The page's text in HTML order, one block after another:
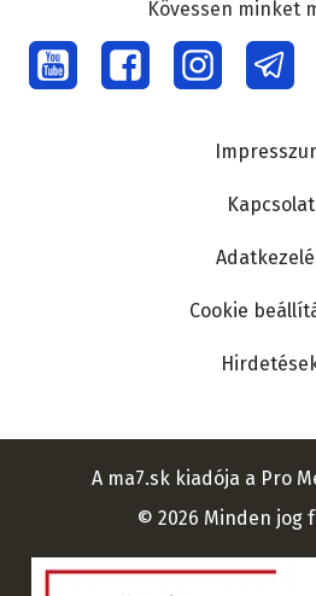
Kövessen minket
Kapcsolat
Cookie
A ma7.sk kiadója a Pro
© 2026 Minden jog